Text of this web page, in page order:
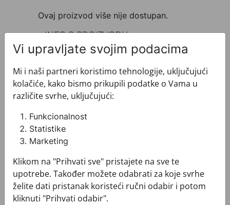
Ovaj proizvod više nije dostupan.
+ INFO O PROIZVODU
Dezen: Tematski
Motiv: Pleter
Boja: Ljubičasta
Proizvod: Kravata
Veličina: Standardna 8 cm
Brand: CROATA
Sirovinski sastav : Svila 100%
+ MATERIJAL I ODRŽAVANJE
+ DOSTAVA
+ POVRATI I ZAMJENE
Vi upravljate svojim podacima
Mi i naši partneri koristimo tehnologije, uključujući
kolačiće, kako bismo prikupili podatke o Vama u
različite svrhe, uključujući:
Funkcionalnost
Statistike
Marketing
Klikom na "Prihvati sve" pristajete na sve te
upotrebe. Također možete odabrati za koje svrhe
želite dati pristanak koristeći ručni odabir i potom
kliknuti "Prihvati odabir".